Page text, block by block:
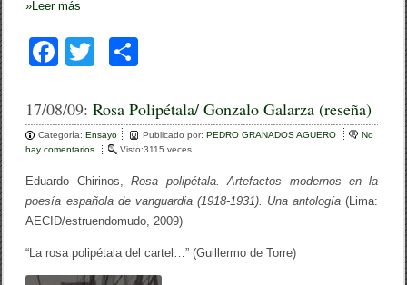
»Leer más
F
c
e
b
o
o
k
tt
er
m
p
tir
17/08/09:Rosa Polipétala/ Gonzalo Galarza (reseña)
Categoría:Ensayo Publicado por:PEDRO GRANADOS AGUERO
No
hay comentarios
R
s
a
o
i
Visto:3115 veces
Eduardo Chirinos, Rosa polipétala. Artefactos modernos en la
poesía española de vanguardia (1918-1931). Una antología(Lima:
AECID/estruendomudo, 2009)
“La rosa polipétala del cartel…” (Guillermo de Torre)